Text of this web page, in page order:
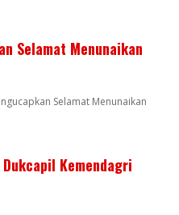
Selamat Menunaikan
Selamat Menunaikan
Kemendagri